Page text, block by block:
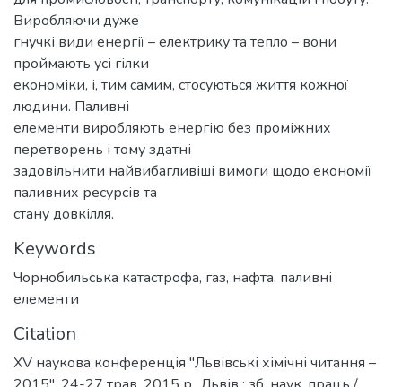
Виробляючи дуже
гнучкі види енергії – електрику та тепло – вони
проймають усі гілки
економіки, і, тим самим, стосуються життя кожної
людини. Паливні
елементи виробляють енергію без проміжних
перетворень і тому здатні
задовільнити найвибагливіші вимоги щодо економії
паливних ресурсів та
стану довкілля.
Keywords
Чорнобильська катастрофа, газ, нафта, паливні
елементи
Citation
ХV наукова конференція "Львівські хімічні читання –